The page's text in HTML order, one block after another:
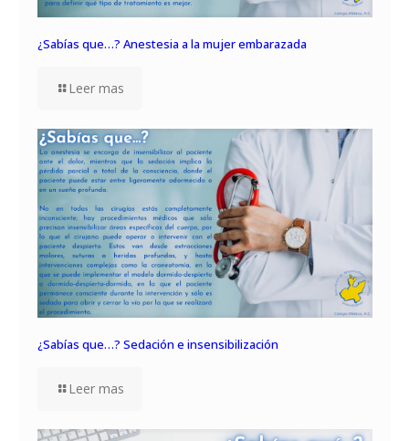
¿Sabías que…? Anestesia a la mujer embarazada
Leer mas
¿Sabías que…? Sedación e insensibilización
Leer mas